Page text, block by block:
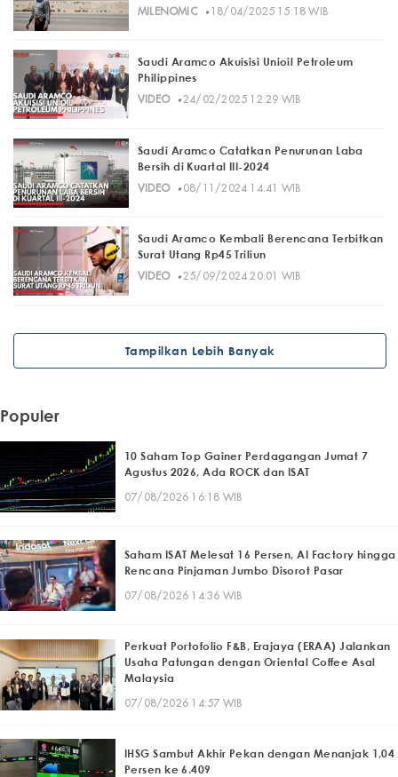
MILENOMIC· 18/04/2025 15:18 WIB
Saudi Aramco Akuisisi Unioil Petroleum
Philippines
VIDEO· 24/02/2025 12:29 WIB
Saudi Aramco Catatkan Penurunan Laba
Bersih di Kuartal III-2024
VIDEO· 08/11/2024 14:41 WIB
Saudi Aramco Kembali Berencana Terbitkan
Surat Utang Rp45 Triliun
VIDEO· 25/09/2024 20:01 WIB
Tampilkan Lebih Banyak
Populer
10 Saham Top Gainer Perdagangan Jumat 7
Agustus 2026, Ada ROCK dan ISAT
07/08/2026 16:18 WIB
Saham ISAT Melesat 16 Persen, AI Factory hingga
Rencana Pinjaman Jumbo Disorot Pasar
07/08/2026 14:36 WIB
Perkuat Portofolio F&B, Erajaya (ERAA) Jalankan
Usaha Patungan dengan Oriental Coffee Asal
Malaysia
07/08/2026 14:57 WIB
IHSG Sambut Akhir Pekan dengan Menanjak 1,04
Persen ke 6.409